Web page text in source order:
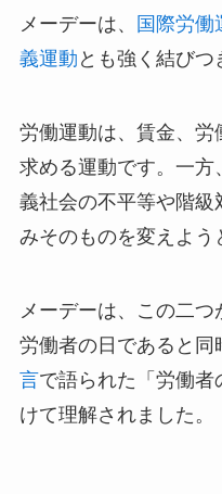
メーデーは、 国際労働
義運動 とも強く結びつ
労働運動は、賃金、労
求める運動です。一
義社会の不平等や階級
みそのものを変えよう
メーデーは、この二つ
労働者の日であると同
言で語られた「労働者
けて理解されました。